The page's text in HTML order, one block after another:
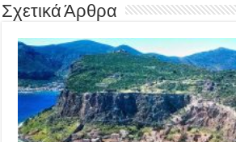
Σχετικά Άρθρα